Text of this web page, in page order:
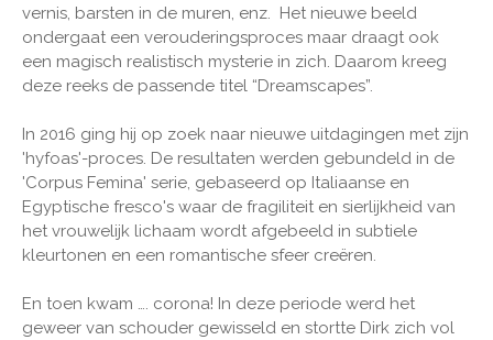
vernis, barsten in de muren, enz. Het nieuwe beeld
ondergaat een verouderingsproces maar draagt ook
een magisch realistisch mysterie in zich. Daarom kreeg
deze reeks de passende titel “Dreamscapes”.
In 2016 ging hij op zoek naar nieuwe uitdagingen met zijn
'hyfoas'-proces. De resultaten werden gebundeld in de
'Corpus Femina' serie, gebaseerd op Italiaanse en
Egyptische fresco's waar de fragiliteit en sierlijkheid van
het vrouwelijk lichaam wordt afgebeeld in subtiele
kleurtonen en een romantische sfeer creëren.
En toen kwam …. corona! In deze periode werd het
geweer van schouder gewisseld en stortte Dirk zich vol